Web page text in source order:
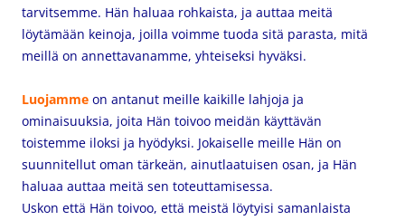
tarvitsemme. Hän haluaa rohkaista, ja auttaa meitä
löytämään keinoja, joilla voimme tuoda sitä parasta, mitä
meillä on annettavanamme, yhteiseksi hyväksi.
Luojamme on antanut meille kaikille lahjoja ja
ominaisuuksia, joita Hän toivoo meidän käyttävän
toistemme iloksi ja hyödyksi. Jokaiselle meille Hän on
suunnitellut oman tärkeän, ainutlaatuisen osan, ja Hän
haluaa auttaa meitä sen toteuttamisessa.
Uskon että Hän toivoo, että meistä löytyisi samanlaista